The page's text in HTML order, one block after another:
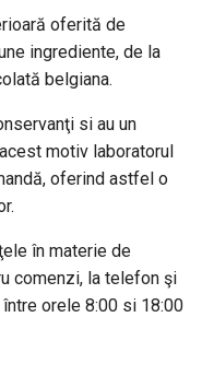
oferită de
ingrediente, de la
belgiana.
si au un
motiv laboratorul
oferind astfel o
în materie de
comenzi, la telefon şi
orele 8:00 si 18:00